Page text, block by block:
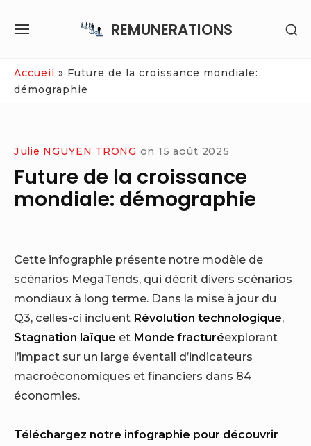
REMUNERATIONS
SITE
Accueil » Future de la croissance mondiale:
démographie
Julie NGUYEN TRONG on 15 août 2025
Future de la croissance
mondiale: démographie
Cette infographie présente notre modèle de
scénarios MegaTends, qui décrit divers scénarios
mondiaux à long terme. Dans la mise à jour du
Q3, celles-ci incluent Révolution technologique,
Stagnation laïque et Monde fracturéexplorant
l’impact sur un large éventail d’indicateurs
macroéconomiques et financiers dans 84
économies.
Téléchargez notre infographie pour découvrir